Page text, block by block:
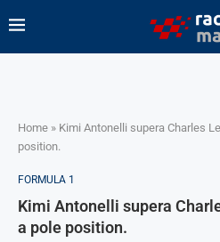
Home » Kimi Antonelli supera Charles
position.
FORMULA 1
Kimi Antonelli supera
a pole position.